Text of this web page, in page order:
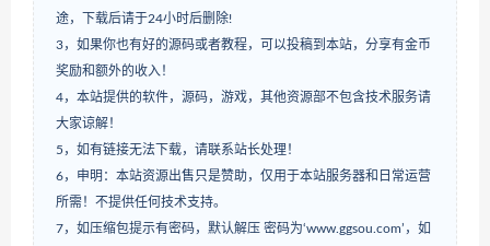
途，下载后请于24小时后删除!
3，如果你也有好的源码或者教程，可以投稿到本站，分享有金币
奖励和额外的收入！
4，本站提供的软件，源码，游戏，其他资源部不包含技术服务请
大家谅解！
5，如有链接无法下载，请联系站长处理！
6，申明：本站资源出售只是赞助，仅用于本站服务器和日常运营
所需！不提供任何技术支持。
7，如压缩包提示有密码，默认解压 密码为‘www.ggsou.com’，如